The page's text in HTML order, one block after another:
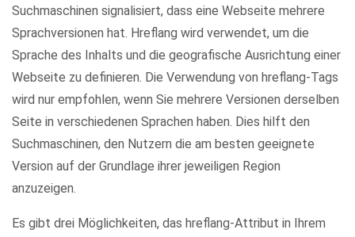
Suchmaschinen signalisiert, dass eine Webseite mehrere
Sprachversionen hat. Hreflang wird verwendet, um die
Sprache des Inhalts und die geografische Ausrichtung einer
Webseite zu definieren. Die Verwendung von hreflang-Tags
wird nur empfohlen, wenn Sie mehrere Versionen derselben
Seite in verschiedenen Sprachen haben. Dies hilft den
Suchmaschinen, den Nutzern die am besten geeignete
Version auf der Grundlage ihrer jeweiligen Region
anzuzeigen.
Es gibt drei Möglichkeiten, das hreflang-Attribut in Ihrem